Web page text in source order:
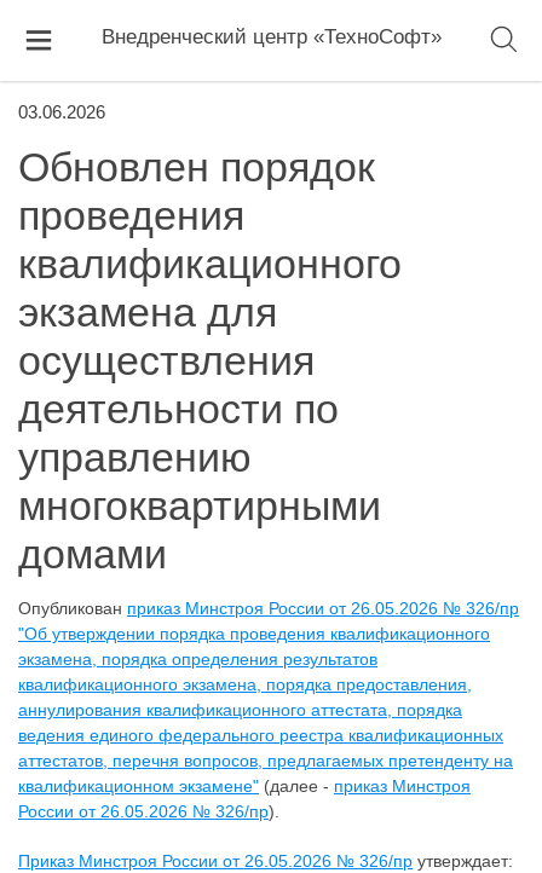
Внедренческий центр «ТехноСофт»
03.06.2026
Обновлен порядок
проведения
квалификационного
экзамена для
осуществления
деятельности по
управлению
многоквартирными
домами
Опубликован приказ Минстроя России от 26.05.2026 № 326/пр
"Об утверждении порядка проведения квалификационного
экзамена, порядка определения результатов
квалификационного экзамена, порядка предоставления,
аннулирования квалификационного аттестата, порядка
ведения единого федерального реестра квалификационных
аттестатов, перечня вопросов, предлагаемых претенденту на
квалификационном экзамене" (далее - приказ Минстроя
России от 26.05.2026 № 326/пр).
Приказ Минстроя России от 26.05.2026 № 326/пр утверждает: